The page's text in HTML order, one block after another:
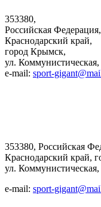
353380,
Российская Федерация,
Краснодарский край,
город Крымск,
ул. Коммунистическая,
e-mail: sport-
353380, Российская
Краснодарский край,
ул. Коммунистическая,
e-mail: sport-